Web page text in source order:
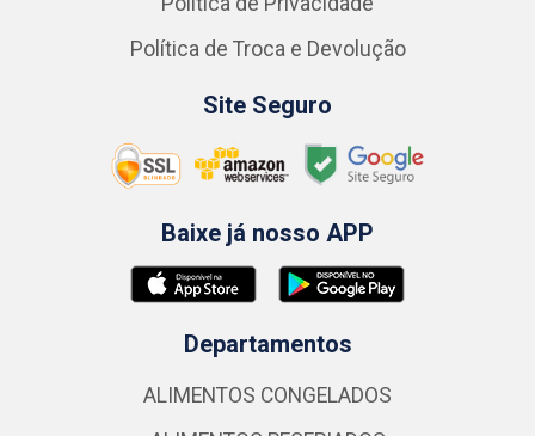
Política de Troca e Devolução
Site Seguro
Baixe já nosso APP
Departamentos
ALIMENTOS CONGELADOS